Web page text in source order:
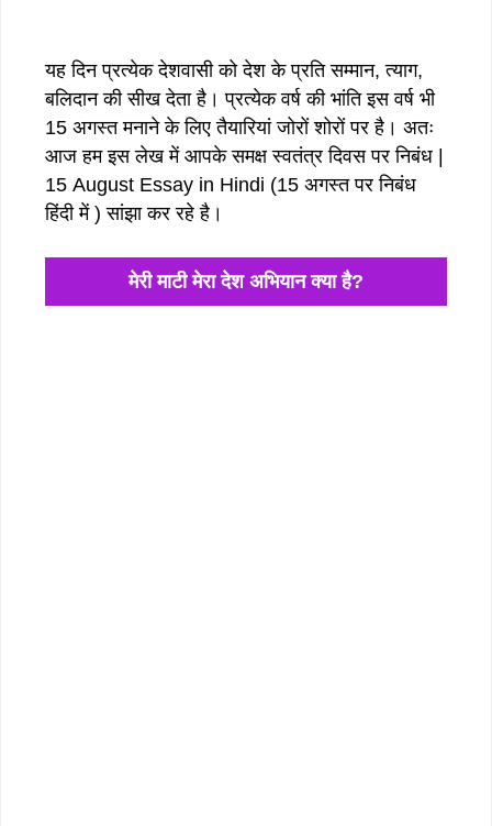
यह दिन प्रत्येक देशवासी को देश के प्रति सम्मान, त्याग,
बलिदान की सीख देता है। प्रत्येक वर्ष की भांति इस वर्ष भी
15 अगस्त मनाने के लिए तैयारियां जोरों शोरों पर है। अतः
आज हम इस लेख में आपके समक्ष स्वतंत्र दिवस पर निबंध |
15 August Essay in Hindi (15 अगस्त पर निबंध
हिंदी में ) सांझा कर रहे है।
मेरी माटी मेरा देश अभियान क्या है?